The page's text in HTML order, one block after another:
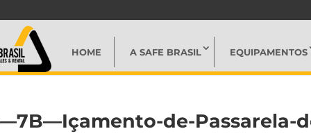
HOME A SAFE BRASIL EQUIPAMENTOS
de-Passarela-